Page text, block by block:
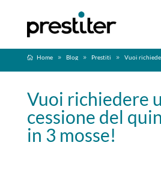
Home Blog Prestiti Vuoi richiedere una
Vuoi richiedere
cessione del
in 3 mosse!